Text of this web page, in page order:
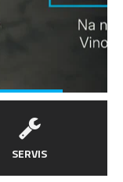
SERVIS